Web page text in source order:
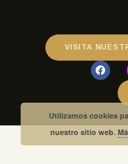
VISITA
Utilizamos cookies
nuestro sitio web.